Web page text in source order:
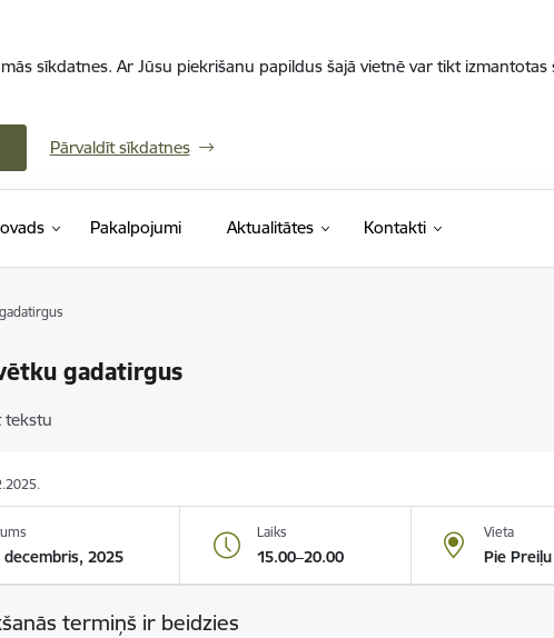
sīkdatnes. Ar Jūsu piekrišanu papildus šajā vietnē var tikt
Pārvaldīt sīkdatnes
Pakalpojumi Aktualitātes Kontakti
gadatirgus
tekstu
decembris, 2025
Laiks
15.00–20.00
Vieta
Pie
termiņš ir beidzies